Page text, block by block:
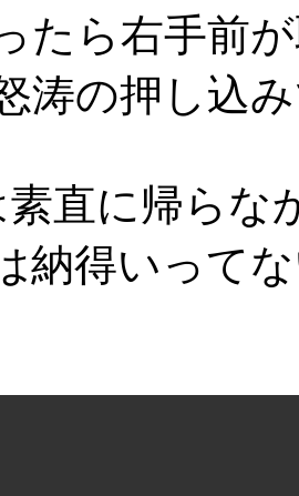
たら右手前
涛の押し込
素直に帰らな
納得いって